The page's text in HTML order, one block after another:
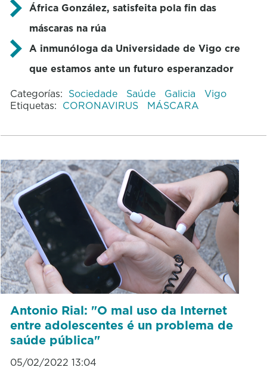
África González, satisfeita pola fin das
máscaras na rúa
A inmunóloga da Universidade de Vigo cre
que estamos ante un futuro esperanzador
Categorías: Sociedade Saúde Galicia
Vigo
Etiquetas: CORONAVIRUS MÁSCARA
Antonio Rial: "O mal uso da Internet
entre adolescentes é un problema de
saúde pública"
05/02/2022 13:04